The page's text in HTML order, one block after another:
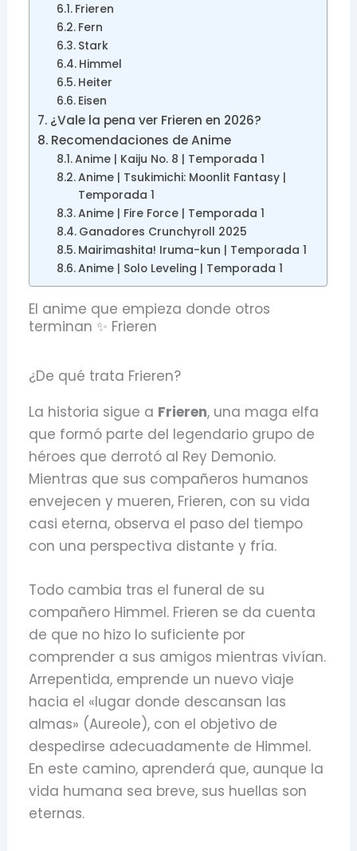
Frieren
Fern
Stark
Himmel
Heiter
Eisen
¿Vale la pena ver Frieren en 2026?
Recomendaciones de Anime
Anime | Kaiju No. 8 | Temporada 1
Anime | Tsukimichi: Moonlit Fantasy |
Temporada 1
Anime | Fire Force | Temporada 1
Ganadores Crunchyroll 2025
Mairimashita! Iruma-kun | Temporada 1
Anime | Solo Leveling | Temporada 1
El anime que empieza donde otros
terminan ✨ Frieren
¿De qué trata Frieren?
La historia sigue a Frieren, una maga elfa
que formó parte del legendario grupo de
héroes que derrotó al Rey Demonio.
Mientras que sus compañeros humanos
envejecen y mueren, Frieren, con su vida
casi eterna, observa el paso del tiempo
con una perspectiva distante y fría.
Todo cambia tras el funeral de su
compañero Himmel. Frieren se da cuenta
de que no hizo lo suficiente por
comprender a sus amigos mientras vivían.
Arrepentida, emprende un nuevo viaje
hacia el «lugar donde descansan las
almas» (Aureole), con el objetivo de
despedirse adecuadamente de Himmel.
En este camino, aprenderá que, aunque la
vida humana sea breve, sus huellas son
eternas.